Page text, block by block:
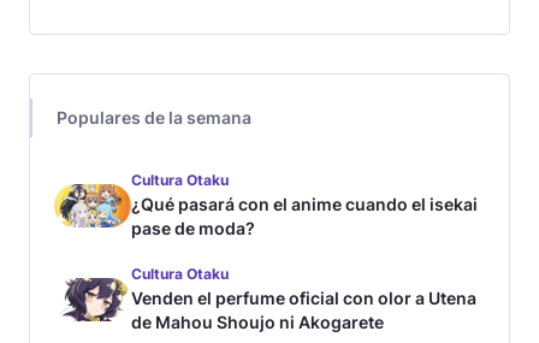
Populares de la semana
Cultura Otaku
¿Qué pasará con el anime cuando el isekai
pase de moda?
Cultura Otaku
Venden el perfume oficial con olor a Utena
de Mahou Shoujo ni Akogarete